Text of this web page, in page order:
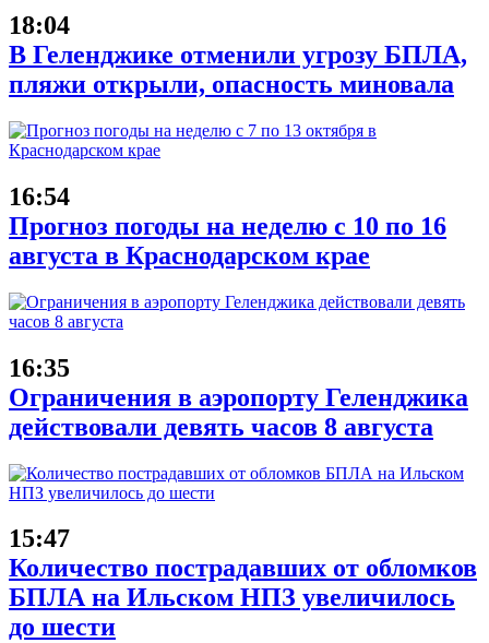
18:04
В Геленджике отменили угрозу БПЛА,
пляжи открыли, опасность миновала
16:54
Прогноз погоды на неделю с 10 по 16
августа в Краснодарском крае
16:35
Ограничения в аэропорту Геленджика
действовали девять часов 8 августа
15:47
Количество пострадавших от обломков
БПЛА на Ильском НПЗ увеличилось
до шести